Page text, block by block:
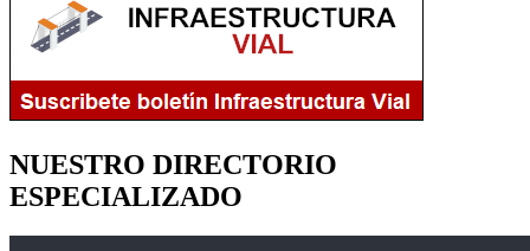
NUESTRO DIRECTORIO
ESPECIALIZADO